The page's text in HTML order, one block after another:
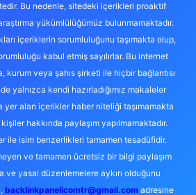
Bu nedenle, sitedeki içerikleri proaktif
yükümlülüğümüz bulunmamaktadır.
içeriklerin sorumluluğunu taşımakta olup,
kabul etmiş sayılırlar. Bu internet
kurum veya şahıs şirketi ile hiçbir bağlantısı
yalnızca kendi hazırladığımız makaleler
yer alan içerikler haber niteliği taşımamakta
hakkında paylaşım yapılmamaktadır.
ile isim benzerlikleri tamamen tesadüfidir.
ve tamamen ücretsiz bir bilgi paylaşım
ve yasal düzenlemelere aykırı olduğunu
backlinkpanelicomtr@gmail.comadresine